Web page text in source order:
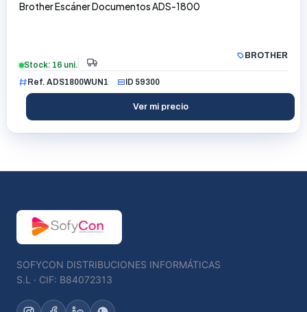
Brother Escáner Documentos ADS-1800
BROTHER
Stock: 16 uni.
Ref. ADS1800WUN1
ID 59300
Ver mi precio
SOFYCON DISTRIBUCIONES INFORMÁTICAS
S.L · CIF: B84072313